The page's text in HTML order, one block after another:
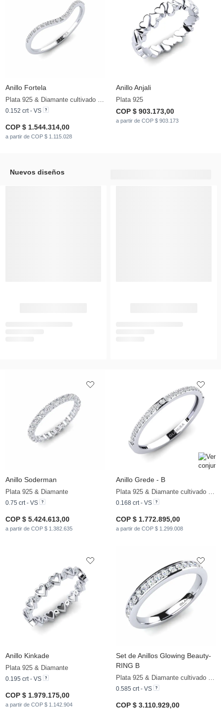
Anillo Fortela
Plata 925 & Diamante cultivado en laboratorio
0.152 crt - VS
COP $ 1.544.314,00
a partir de COP $ 1.115.028
Anillo Anjali
Plata 925
COP $ 903.173,00
a partir de COP $ 903.173
Nuevos diseños
Anillo Soderman
Plata 925 & Diamante
0.75 crt - VS
COP $ 5.424.613,00
a partir de COP $ 1.382.635
Anillo Grede - B
Plata 925 & Diamante cultivado en laboratorio
0.168 crt - VS
COP $ 1.772.895,00
a partir de COP $ 1.299.008
Anillo Kinkade
Plata 925 & Diamante
0.195 crt - VS
COP $ 1.979.175,00
a partir de COP $ 1.142.904
Set de Anillos Glowing Beauty-
RING B
Plata 925 & Diamante cultivado en laboratorio
0.585 crt - VS
COP $ 3.110.929,00